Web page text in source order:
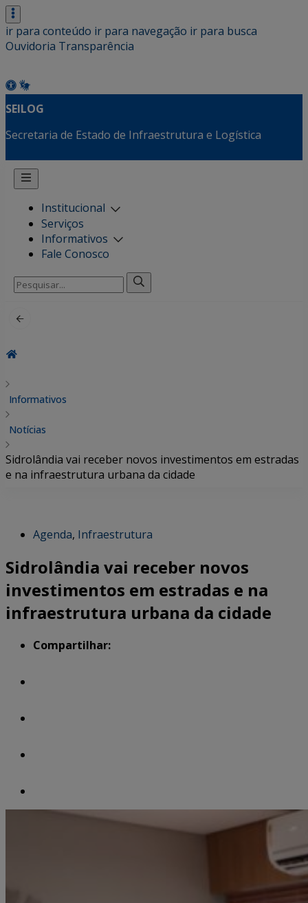
ir para conteúdo ir para navegação ir para busca
Ouvidoria Transparência
SEILOG
Secretaria de Estado de Infraestrutura e Logística
Institucional
Serviços
Informativos
Fale Conosco
Pesquisar
por:
Informativos
Notícias
Sidrolândia vai receber novos investimentos em estradas
e na infraestrutura urbana da cidade
Agenda, Infraestrutura
Sidrolândia vai receber novos
investimentos em estradas e na
infraestrutura urbana da cidade
Compartilhar: